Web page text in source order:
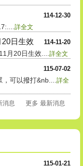
114-12-30
詳全文
114-11-20
日生效
月20日生效....詳全文
115-07-02
，可以撥打&nb....詳全
消息
更多 最新消息
115-01-21